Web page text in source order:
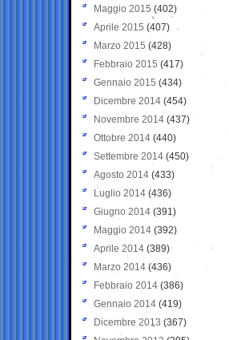
Maggio 2015 (402)
Aprile 2015 (407)
Marzo 2015 (428)
Febbraio 2015 (417)
Gennaio 2015 (434)
Dicembre 2014 (454)
Novembre 2014 (437)
Ottobre 2014 (440)
Settembre 2014 (450)
Agosto 2014 (433)
Luglio 2014 (436)
Giugno 2014 (391)
Maggio 2014 (392)
Aprile 2014 (389)
Marzo 2014 (436)
Febbraio 2014 (386)
Gennaio 2014 (419)
Dicembre 2013 (367)